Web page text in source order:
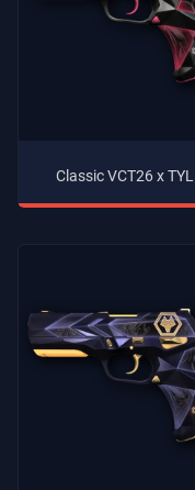
Classic VCT26 x TYL